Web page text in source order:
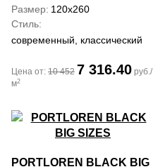
Размер 120x260
Стиль
современный, классический
Цена от: 10 452 7 316.40 руб./
м2
PORTLOREN BLACK BIG